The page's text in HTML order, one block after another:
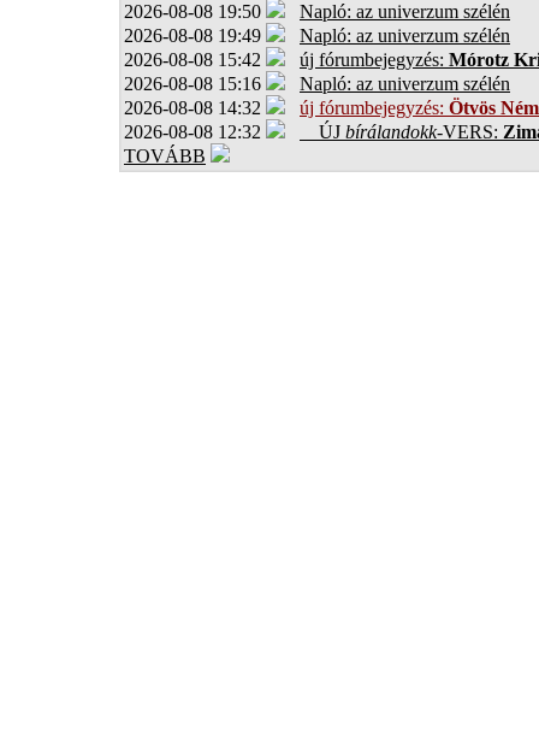
2026-08-08 19:50
Napló: az univerzum szélén
2026-08-08 19:49
Napló: az univerzum szélén
2026-08-08 15:42
új fórumbejegyzés: Mórotz
2026-08-08 15:16
Napló: az univerzum szélén
2026-08-08 14:32
új fórumbejegyzés: Ötvös
2026-08-08 12:32
ÚJ bírálandokk-VERS:
TOVÁBB